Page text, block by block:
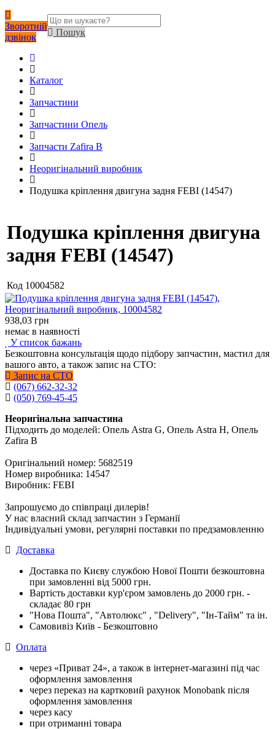
Зворотній
дзвінок
Пошук
Каталог
Запчастини
Запчастини Опель
Запчасти Zafira B
Неоригінальний виробник
Подушка кріплення двигуна задня FEBI (14547)
Подушка кріплення двигуна
задня FEBI (14547)
Код 10004582
938,03 грн
немає в наявності
У список бажань
Безкоштовна консультація щодо підбору запчастин, мастил для
вашого авто, а також запис на СТО:
Запис на СТО
(067) 662-32-32
(050) 769-45-45
Неоригінальна запчастина
Підходить до моделей: Опель Astra G, Опель Astra H, Опель
Zafira B
Оригінальний номер: 5682519
Номер виробника: 14547
Виробник: FEBI
Запрошуємо до співпраці дилерів!
У нас власний склад запчастин з Германії
Індивідуальні умови, регулярні поставки по предзамовленню
Доставка
Доставка по Києву службою Нової Пошти безкоштовна
при замовленні від 5000 грн.
Вартість доставки кур'єром замовлень до 2000 грн. -
складає 80 грн
"Нова Пошта", "Автолюкс" , "Delivery", "Iн-Тайм" та ін.
Самовивіз Київ - Безкоштовно
Оплата
через «Приват 24», а також в інтернет-магазині під час
оформлення замовлення
через переказ на картковий рахунок Monobank після
оформлення замовлення
через касу
при отриманні товара